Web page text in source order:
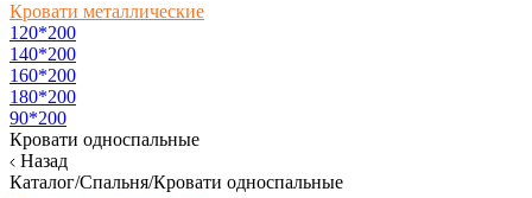
Кровати металлические
120*200
140*200
160*200
180*200
90*200
Кровати односпальные
Назад
Каталог/Спальня/Кровати односпальные